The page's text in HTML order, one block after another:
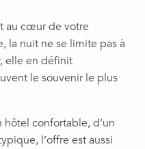
au cœur de votre
la nuit ne se limite pas à
elle en définit
le souvenir le plus
hôtel confortable, d’un
l’offre est aussi